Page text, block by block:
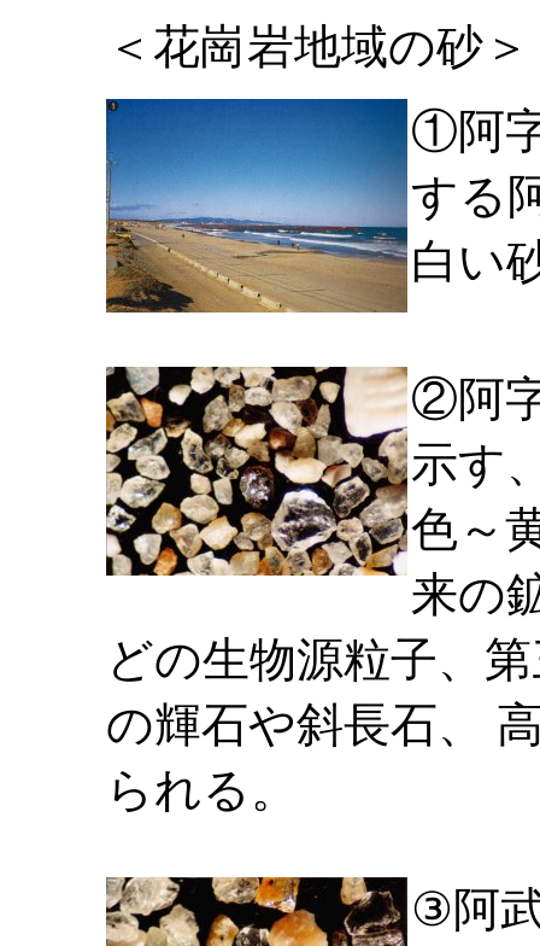
＜花崗岩地域の砂＞
①阿
する
白い
②阿
示す
色～
来の
どの生物源粒子、
の輝石や斜長石、
られる。
③阿